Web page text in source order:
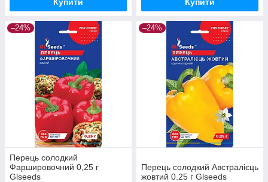
–24%
Перець солодкий
Фаршировочний 0,25 г
Glseeds
–24%
Перець солодкий Австралієць
жовтий 0.25 г Glseeds